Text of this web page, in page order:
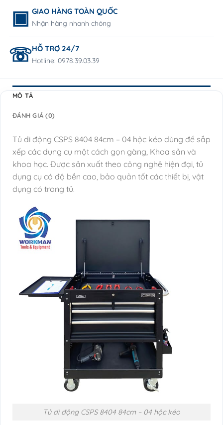
GIAO HÀNG TOÀN QUỐC
Nhận hàng nhanh chóng
HỖ TRỢ 24/7
Hotline: 0978.39.03.39
MÔ TẢ
ĐÁNH GIÁ (0)
Tủ di động CSPS 8404 84cm – 04 hộc kéo dùng để sắp
xếp các dụng cụ một cách gọn gàng, Khoa sản và
khoa học. Được sản xuất theo công nghệ hiện đại, tủ
dụng cụ có độ bền cao, bảo quản tốt các thiết bị, vật
dụng có trong tủ.
Tủ di động CSPS 8404 84cm – 04 hộc kéo